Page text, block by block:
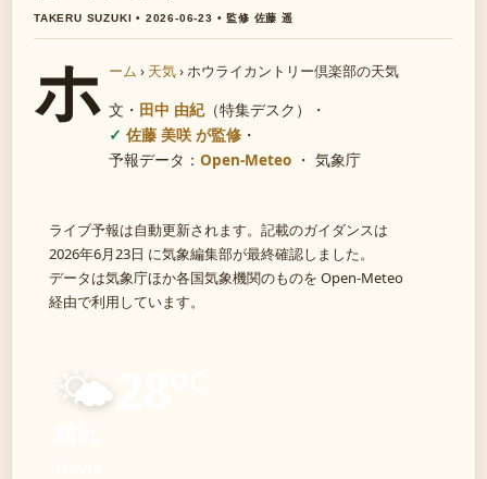
TAKERU SUZUKI • 2026-06-23 • 監修 佐藤 遥
ホ ーム › 天気›ホウライカントリー倶楽部の天気
文・ 田中 由紀（特集デスク）
・
佐藤 美咲 が監修 ・
予報データ： Open-Meteo ・ 気象庁
ライブ予報は自動更新されます。記載のガイダンスは
2026年6月23日 に気象編集部が最終確認しました。
データは気象庁ほか各国気象機関のものを Open-Meteo
経由で利用しています。
🌤️